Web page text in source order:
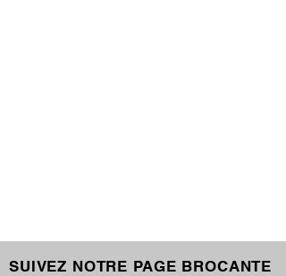
SUIVEZ NOTRE PAGE BROCANTE